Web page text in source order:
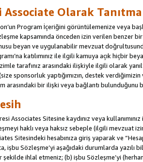
Associate Olarak
Program İçeriğini görüntülemenize veya
kapsamında önceden izin verilen benzer
beyan ve uygulanabilir mevzuat
katılımınız ile ilgili kamuya açık hiçbir
tarafınız arasındaki ilişkiyle ilgili olarak
sponsorluk yaptığımızın, destek
arasındaki bir ilişki veya bağlantı bulunduğunu
Associates Sitesine kaydınız veya
haklı veya haksız sebeple (ilgili mevzuat
Sitesindeki hesabınıza giriş yaparak ve
işbu Sözleşme’yi aşağıdaki durumlarda yazılı
şekilde ihlal etmeniz; (b) işbu Sözleşme’yi